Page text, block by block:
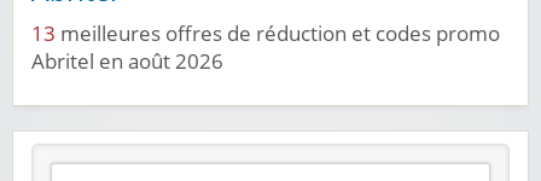
13 meilleures offres de réduction et codes promo
Abritel en août 2026